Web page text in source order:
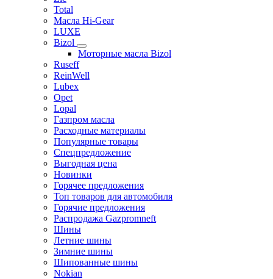
Total
Масла Hi-Gear
LUXE
Bizol
Моторные масла Bizol
Ruseff
ReinWell
Lubex
Opet
Lopal
Газпром масла
Расходные материалы
Популярные товары
Спецпредложение
Выгодная цена
Новинки
Горячее предложения
Топ товаров для автомобиля
Горячие предложения
Распродажа Gazpromneft
Шины
Летние шины
Зимние шины
Шипованные шины
Nokian